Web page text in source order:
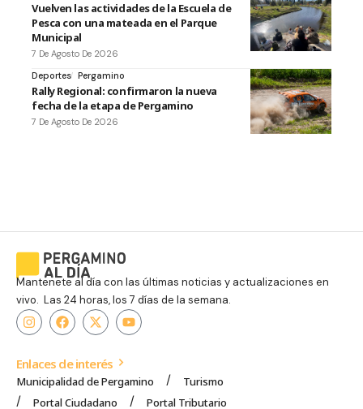
Vuelven las actividades de la Escuela de
Pesca con una mateada en el Parque
Municipal
7 De Agosto De 2026
Deportes Pergamino
Rally Regional: confirmaron la nueva
fecha de la etapa de Pergamino
7 De Agosto De 2026
Mantenete al día con las últimas noticias y actualizaciones en
vivo. Las 24 horas, los 7 días de la semana.
Enlaces de interés
Municipalidad de Pergamino
Turismo
Portal Ciudadano
Portal Tributario